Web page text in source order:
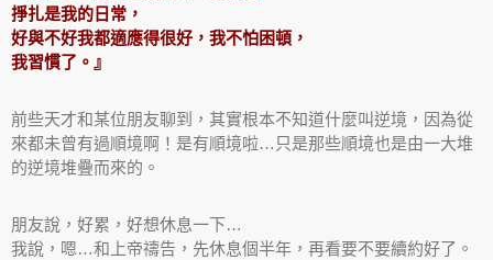
掙扎是我的日常，
好與不好我都適應得很好，我不怕困頓，
我習慣了。』
前些天才和某位朋友聊到，其實根本不知道什麼叫逆境，因為從
來都未曾有過順境啊！是有順境啦…只是那些順境也是由一大堆
的逆境堆疊而來的。
朋友說，好累，好想休息一下…
我說，嗯…和上帝禱告，先休息個半年，再看要不要續約好了。